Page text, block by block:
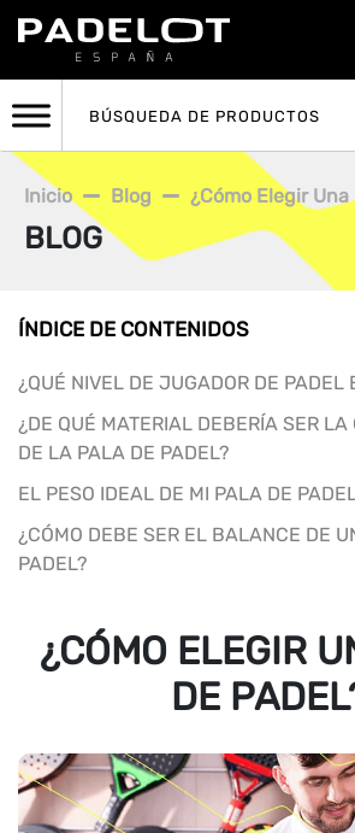
Inicio Blog ¿Cómo Elegir Una
BLOG
ÍNDICE DE CONTENIDOS
¿QUÉ NIVEL DE JUGADOR DE PADEL
¿DE QUÉ MATERIAL DEBERÍA SER
DE LA PALA DE PADEL?
EL PESO IDEAL DE MI PALA DE
¿CÓMO DEBE SER EL BALANCE DE
PADEL?
¿CÓMO ELEGIR
DE